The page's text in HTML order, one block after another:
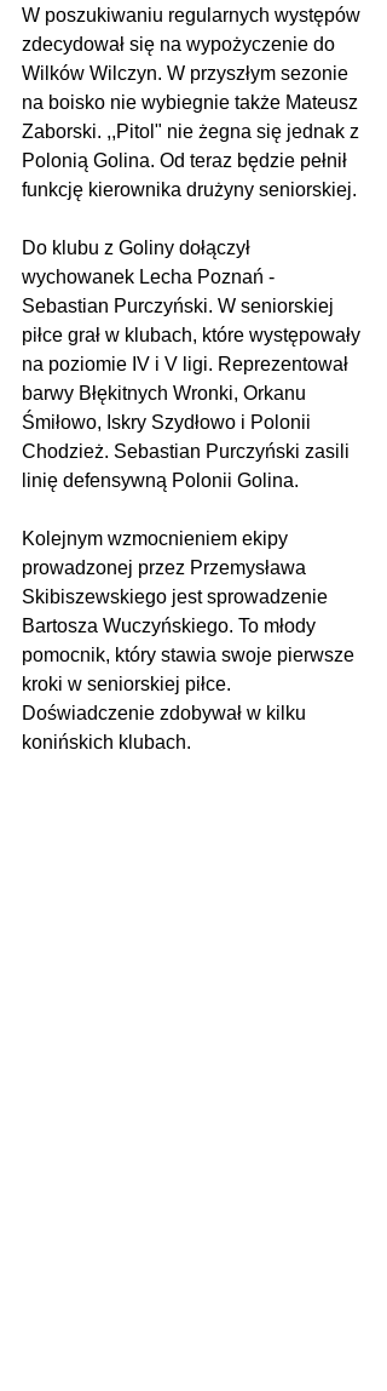
W poszukiwaniu regularnych występów
zdecydował się na wypożyczenie do
Wilków Wilczyn. W przyszłym sezonie
na boisko nie wybiegnie także Mateusz
Zaborski. ,,Pitol" nie żegna się jednak z
Polonią Golina. Od teraz będzie pełnił
funkcję kierownika drużyny seniorskiej.
Do klubu z Goliny dołączył
wychowanek Lecha Poznań -
Sebastian Purczyński. W seniorskiej
piłce grał w klubach, które występowały
na poziomie IV i V ligi. Reprezentował
barwy Błękitnych Wronki, Orkanu
Śmiłowo, Iskry Szydłowo i Polonii
Chodzież. Sebastian Purczyński zasili
linię defensywną Polonii Golina.
Kolejnym wzmocnieniem ekipy
prowadzonej przez Przemysława
Skibiszewskiego jest sprowadzenie
Bartosza Wuczyńskiego. To młody
pomocnik, który stawia swoje pierwsze
kroki w seniorskiej piłce.
Doświadczenie zdobywał w kilku
konińskich klubach.